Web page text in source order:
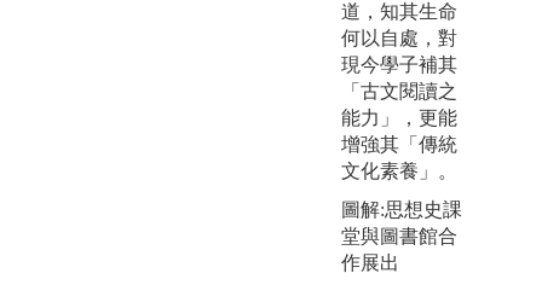
道，知其生命
何以自處，對
現今學子補其
「古文閱讀之
能力」，更能
增強其「傳統
文化素養」。
圖解:思想史課
堂與圖書館合
作展出